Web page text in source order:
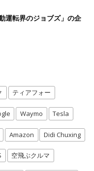
運転界のジョブズ」の企
ティアフォー
Waymo Tesla
Amazon Didi Chuxing
空飛ぶクルマ